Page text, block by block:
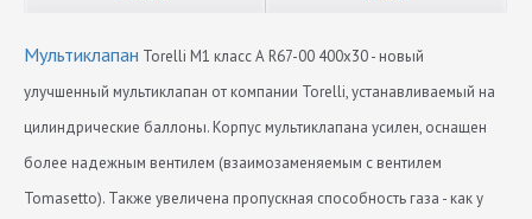
Мультиклапан Тоrelli M1 класс А R67-00 400х30 - новый
улучшенный мультиклапан от компании Torelli, устанавливаемый на
цилиндрические баллоны. Корпус мультиклапана усилен, оснащен
более надежным вентилем (взаимозаменяемым с вентилем
Tomasetto). Также увеличена пропускная способность газа - как у